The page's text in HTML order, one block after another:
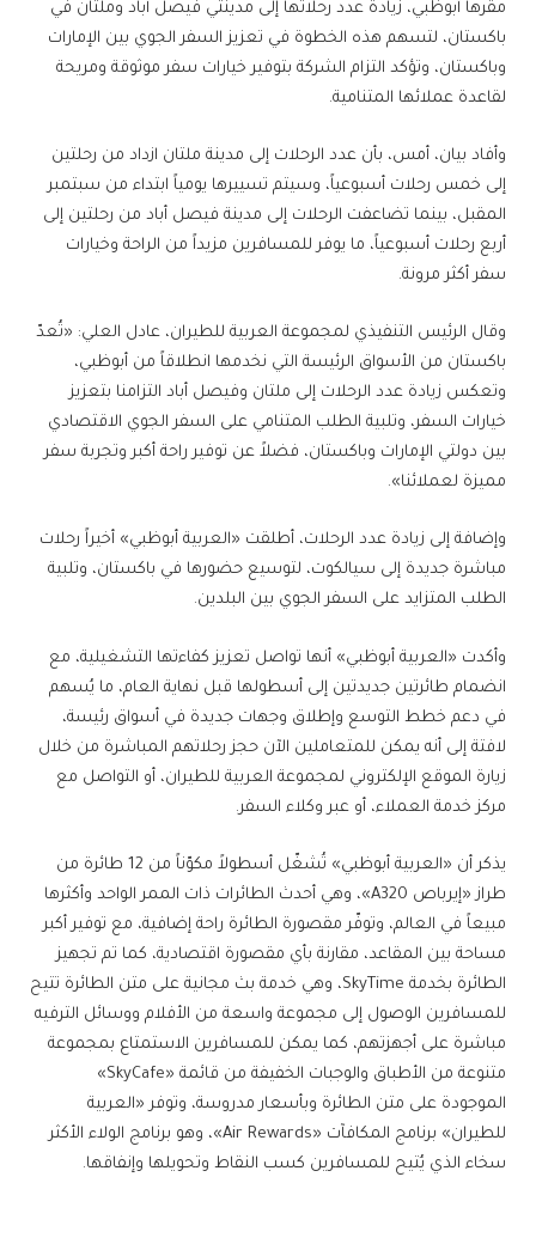
مقرها أبوظبي، زيادة عدد رحلاتها إلى مدينتي فيصل آباد وملتان في
باكستان، لتسهم هذه الخطوة في تعزيز السفر الجوي بين الإمارات
وباكستان، وتؤكد التزام الشركة بتوفير خيارات سفر موثوقة ومريحة
لقاعدة عملائها المتنامية.
وأفاد بيان، أمس، بأن عدد الرحلات إلى مدينة ملتان ازداد من رحلتين
إلى خمس رحلات أسبوعياً، وسيتم تسييرها يومياً ابتداء من سبتمبر
المقبل، بينما تضاعفت الرحلات إلى مدينة فيصل أباد من رحلتين إلى
أربع رحلات أسبوعياً، ما يوفر للمسافرين مزيداً من الراحة وخيارات
سفر أكثر مرونة.
وقال الرئيس التنفيذي لمجموعة العربية للطيران، عادل العلي: «تُعدّ
باكستان من الأسواق الرئيسة التي نخدمها انطلاقاً من أبوظبي،
وتعكس زيادة عدد الرحلات إلى ملتان وفيصل أباد التزامنا بتعزيز
خيارات السفر، وتلبية الطلب المتنامي على السفر الجوي الاقتصادي
بين دولتي الإمارات وباكستان، فضلاً عن توفير راحة أكبر وتجربة سفر
مميزة لعملائنا».
وإضافة إلى زيادة عدد الرحلات، أطلقت «العربية أبوظبي» أخيراً رحلات
مباشرة جديدة إلى سيالكوت، لتوسيع حضورها في باكستان، وتلبية
الطلب المتزايد على السفر الجوي بين البلدين.
وأكدت «العربية أبوظبي» أنها تواصل تعزيز كفاءتها التشغيلية، مع
انضمام طائرتين جديدتين إلى أسطولها قبل نهاية العام، ما يُسهم
في دعم خطط التوسع وإطلاق وجهات جديدة في أسواق رئيسة،
لافتة إلى أنه يمكن للمتعاملين الآن حجز رحلاتهم المباشرة من خلال
زيارة الموقع الإلكتروني لمجموعة العربية للطيران، أو التواصل مع
مركز خدمة العملاء، أو عبر وكلاء السفر.
يذكر أن «العربية أبوظبي» تُشغّل أسطولاً مكوّناً من 12 طائرة من
طراز «إيرباص A320»، وهي أحدث الطائرات ذات الممر الواحد وأكثرها
مبيعاً في العالم، وتوفّر مقصورة الطائرة راحة إضافية، مع توفير أكبر
مساحة بين المقاعد، مقارنة بأي مقصورة اقتصادية، كما تم تجهيز
الطائرة بخدمة SkyTime، وهي خدمة بث مجانية على متن الطائرة تتيح
للمسافرين الوصول إلى مجموعة واسعة من الأفلام ووسائل الترفيه
مباشرة على أجهزتهم، كما يمكن للمسافرين الاستمتاع بمجموعة
متنوعة من الأطباق والوجبات الخفيفة من قائمة «SkyCafe»
الموجودة على متن الطائرة وبأسعار مدروسة، وتوفر «العربية
للطيران» برنامج المكافآت «Air Rewards»، وهو برنامج الولاء الأكثر
سخاء الذي يُتيح للمسافرين كسب النقاط وتحويلها وإنفاقها.